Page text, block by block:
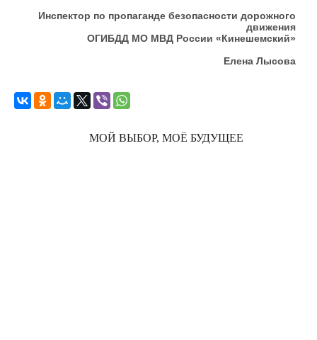
Инспектор по пропаганде безопасности дорожного
движения
ОГИБДД МО МВД России «Кинешемский»
Елена Лысова
МОЙ ВЫБОР, МОЁ БУДУЩЕЕ